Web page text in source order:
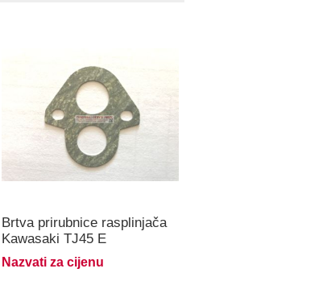
Brtva prirubnice rasplinjača
Kawasaki TJ45 E
Nazvati za cijenu